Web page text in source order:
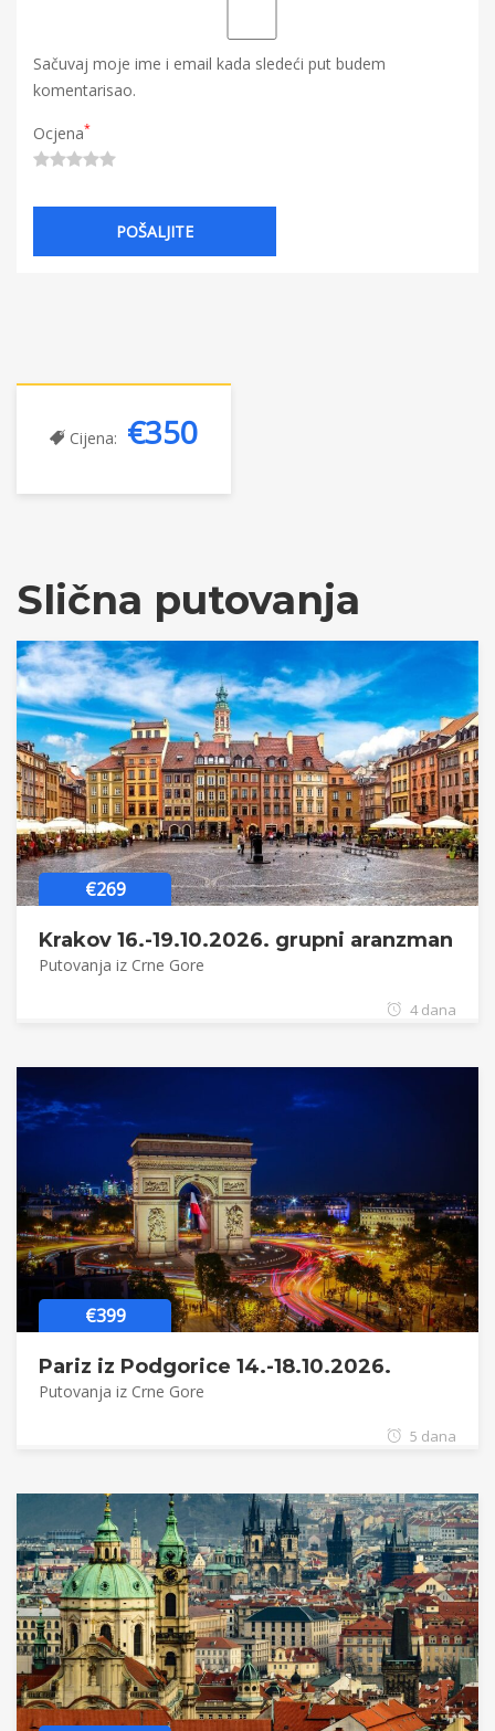
Sačuvaj moje ime i email kada sledeći put budem
komentarisao.
Ocjena*
Cijena: €350
Slična putovanja
€269
Krakov 16.-19.10.2026. grupni aranzman
Putovanja iz Crne Gore
4 dana
€399
Pariz iz Podgorice 14.-18.10.2026.
Putovanja iz Crne Gore
5 dana